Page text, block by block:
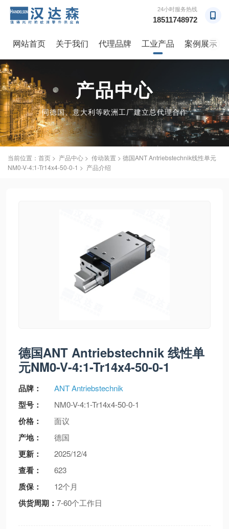
24小时服务热线
18511748972
→
网站首页 关于我们 代理品牌 工业产品 案例展示
产品中心
同德国、意大利等欧洲工厂建立总代理合作
当前位置： 首页 > 产品中心 > 传动装置 > 德国ANT Antriebstechnik线性单元
NM0-V-4:1-Tr14x4-50-0-1 > 产品介绍
德国ANT Antriebstechnik 线性单
元NM0-V-4:1-Tr14x4-50-0-1
品牌： ANT Antriebstechnik
型号： NM0-V-4:1-Tr14x4-50-0-1
价格： 面议
产地： 德国
更新： 2025/12/4
查看： 623
质保： 12个月
供货周期： 7-60个工作日